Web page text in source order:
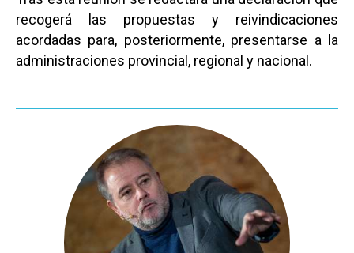
recogerá las propuestas y reivindicaciones
acordadas para, posteriormente, presentarse a la
administraciones provincial, regional y nacional.